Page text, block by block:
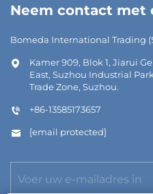
Neem contact met
Bomeda International Trading
Kamer 909, Blok 1, Jiarui
East, Suzhou Industrial
Trade Zone, Suzhou.
+86-13585173657
[email protected]